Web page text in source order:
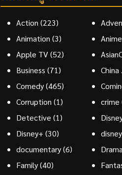
Action (223)
Animation (3) Anime
Apple TV(52)
Business (71) China
Comedy(465)
Corruption (1) crime
Detective (1)
Disney+ (30)
documentary(6)
Family(40)